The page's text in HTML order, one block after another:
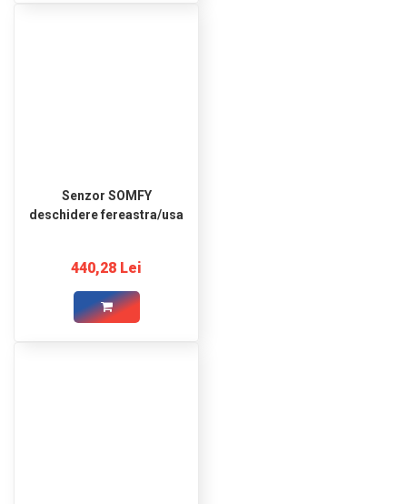
Senzor SOMFY
deschidere fereastra/usa
440,28 Lei